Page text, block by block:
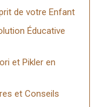
de votre Enfant
Éducative
et Pikler en
et Conseils